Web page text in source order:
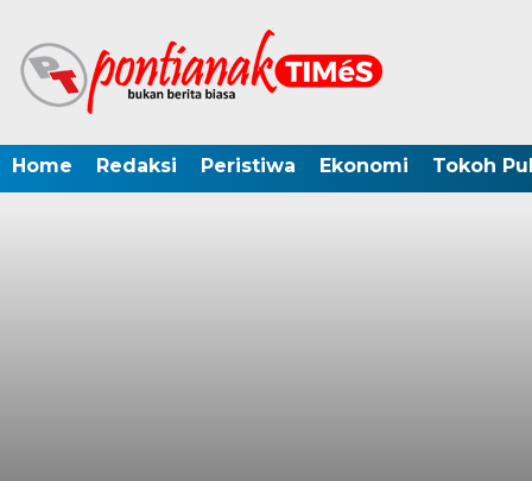
Home Redaksi Peristiwa Ekonomi Tokoh